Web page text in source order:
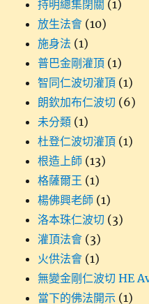
持明總集閉關 (1)
放生法會 (10)
施身法 (1)
普巴金剛灌頂 (1)
智同仁波切灌頂 (1)
朗欽加布仁波切 (6)
未分類 (1)
杜登仁波切灌頂 (1)
根造上師 (13)
格薩爾王 (1)
楊佛興老師 (1)
洛本珠仁波切 (3)
灌頂法會 (3)
火供法會 (1)
無變金剛仁波切 HE
當下的佛法開示 (1)